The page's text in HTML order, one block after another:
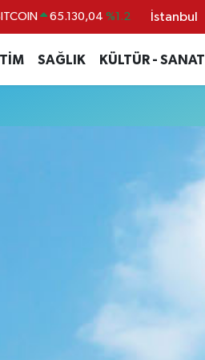
65.130,04 %1.2 İstanbul
SAĞLIK KÜLTÜR - SANAT